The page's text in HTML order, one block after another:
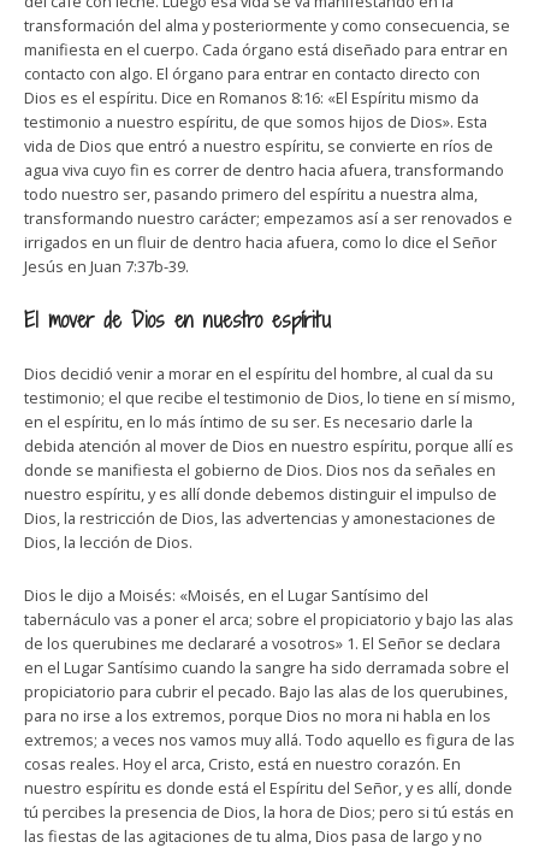
transformación del alma y posteriormente y como consecuencia, se
manifiesta en el cuerpo. Cada órgano está diseñado para entrar en
contacto con algo. El órgano para entrar en contacto directo con
Dios es el espíritu. Dice en Romanos 8:16: «El Espíritu mismo da
testimonio a nuestro espíritu, de que somos hijos de Dios». Esta
vida de Dios que entró a nuestro espíritu, se convierte en ríos de
agua viva cuyo fin es correr de dentro hacia afuera, transformando
todo nuestro ser, pasando primero del espíritu a nuestra alma,
transformando nuestro carácter; empezamos así a ser renovados e
irrigados en un fluir de dentro hacia afuera, como lo dice el Señor
Jesús en Juan 7:37b-39.
El mover de Dios en nuestro espíritu
Dios decidió venir a morar en el espíritu del hombre, al cual da su
testimonio; el que recibe el testimonio de Dios, lo tiene en sí mismo,
en el espíritu, en lo más íntimo de su ser. Es necesario darle la
debida atención al mover de Dios en nuestro espíritu, porque allí es
donde se manifiesta el gobierno de Dios. Dios nos da señales en
nuestro espíritu, y es allí donde debemos distinguir el impulso de
Dios, la restricción de Dios, las advertencias y amonestaciones de
Dios, la lección de Dios.
Dios le dijo a Moisés: «Moisés, en el Lugar Santísimo del
tabernáculo vas a poner el arca; sobre el propiciatorio y bajo las alas
de los querubines me declararé a vosotros» 1. El Señor se declara
en el Lugar Santísimo cuando la sangre ha sido derramada sobre el
propiciatorio para cubrir el pecado. Bajo las alas de los querubines,
para no irse a los extremos, porque Dios no mora ni habla en los
extremos; a veces nos vamos muy allá. Todo aquello es figura de las
cosas reales. Hoy el arca, Cristo, está en nuestro corazón. En
nuestro espíritu es donde está el Espíritu del Señor, y es allí, donde
tú percibes la presencia de Dios, la hora de Dios; pero si tú estás en
las fiestas de las agitaciones de tu alma, Dios pasa de largo y no